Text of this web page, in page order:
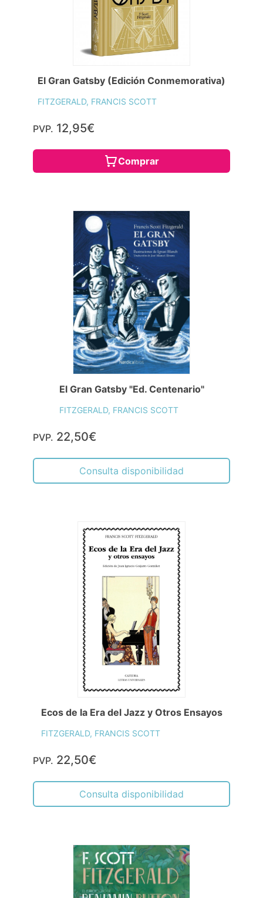
El Gran Gatsby (Edición Conmemorativa)
FITZGERALD, FRANCIS SCOTT
PVP. 12,95€
Comprar
El Gran Gatsby "Ed. Centenario"
FITZGERALD, FRANCIS SCOTT
PVP. 22,50€
Consulta disponibilidad
Ecos de la Era del Jazz y Otros Ensayos
FITZGERALD, FRANCIS SCOTT
PVP. 22,50€
Consulta disponibilidad